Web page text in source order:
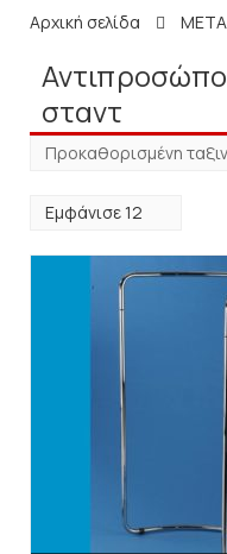
Αρχική σελίδα
σταντ